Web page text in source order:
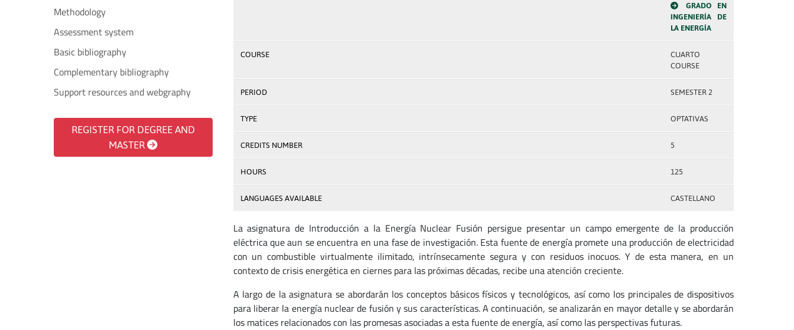
Methodology
Assessment system
Basic bibliography
Complementary bibliography
Support resources and webgraphy
REGISTER FOR DEGREE AND
MASTER
GRADO EN
INGENIERÍA DE
LA ENERGÍA
COURSE
CUARTO
COURSE
PERIOD SEMESTER 2
TYPE OPTATIVAS
CREDITS NUMBER 5
HOURS 125
LANGUAGES AVAILABLE CASTELLANO
La asignatura de Introducción a la Energía Nuclear Fusión persigue presentar un campo emergente de la producción
eléctrica que aun se encuentra en una fase de investigación. Esta fuente de energía promete una producción de electricidad
con un combustible virtualmente ilimitado, intrínsecamente segura y con residuos inocuos. Y de esta manera, en un
contexto de crisis energética en ciernes para las próximas décadas, recibe una atención creciente.
A largo de la asignatura se abordarán los conceptos básicos físicos y tecnológicos, así como los principales de dispositivos
para liberar la energía nuclear de fusión y sus características. A continuación, se analizarán en mayor detalle y se abordarán
los matices relacionados con las promesas asociadas a esta fuente de energía, así como las perspectivas futuras.